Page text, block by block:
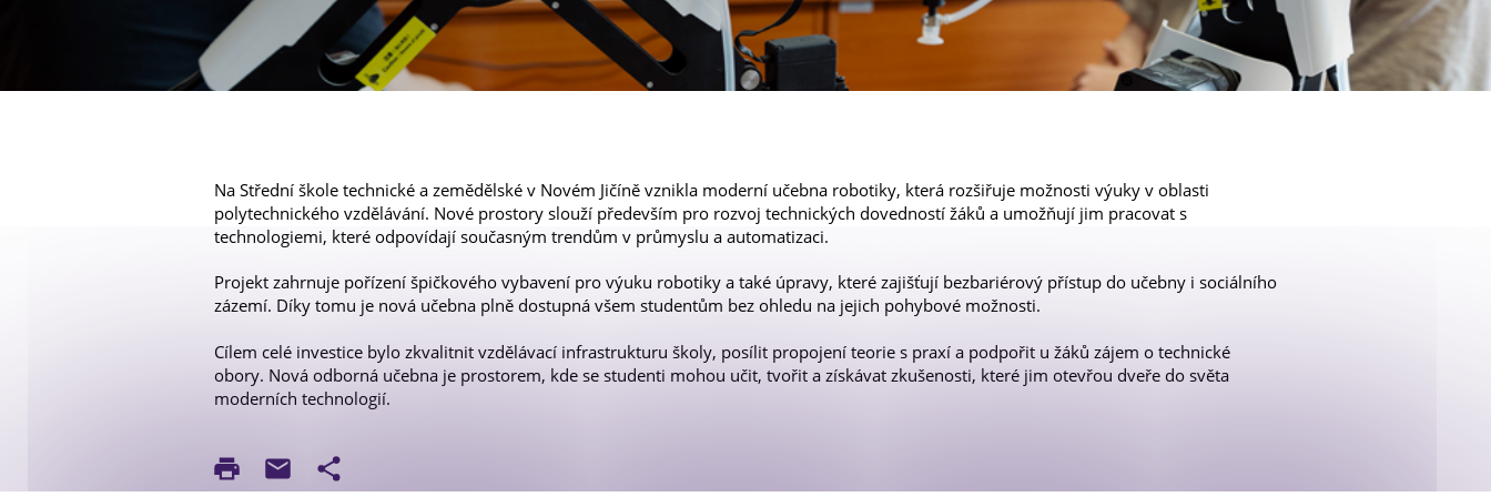
Galerie projektů Newsletter OPST
Na Střední škole technické a zemědělské v Novém Jičíně vznikla moderní učebna robotiky, která rozšiřuje možnosti výuky v oblasti
polytechnického vzdělávání. Nové prostory slouží především pro rozvoj technických dovedností žáků a umožňují jim pracovat s
technologiemi, které odpovídají současným trendům v průmyslu a automatizaci.
Projekt zahrnuje pořízení špičkového vybavení pro výuku robotiky a také úpravy, které zajišťují bezbariérový přístup do učebny i sociálního
zázemí. Díky tomu je nová učebna plně dostupná všem studentům bez ohledu na jejich pohybové možnosti.
Cílem celé investice bylo zkvalitnit vzdělávací infrastrukturu školy, posílit propojení teorie s praxí a podpořit u žáků zájem o technické
obory. Nová odborná učebna je prostorem, kde se studenti mohou učit, tvořit a získávat zkušenosti, které jim otevřou dveře do světa
moderních technologií.